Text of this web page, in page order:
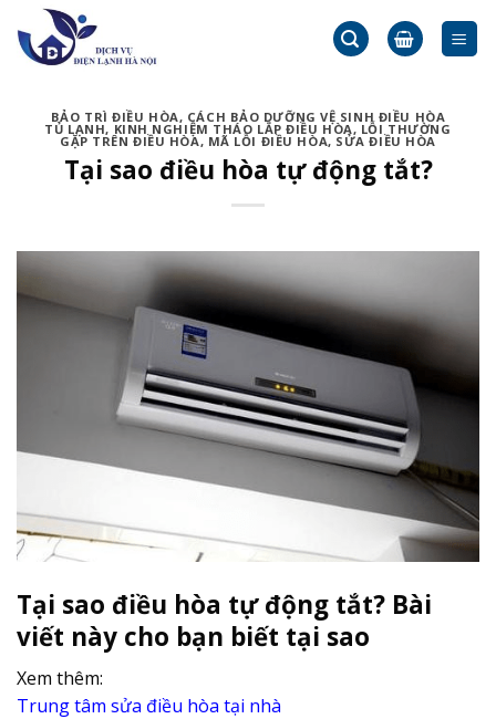
content
BẢO TRÌ ĐIỀU HÒA, CÁCH BẢO DƯỠNG VỆ SINH ĐIỀU HÒA
TỦ LẠNH, KINH NGHIỆM THÁO LẮP ĐIỀU HÒA, LỖI THƯỜNG
GẶP TRÊN ĐIỀU HÒA, MÃ LỖI ĐIỀU HÒA, SỬA ĐIỀU HÒA
Tại sao điều hòa tự động tắt?
Tại sao điều hòa tự động tắt? Bài
viết này cho bạn biết tại sao
Xem thêm:
Trung tâm sửa điều hòa tại nhà